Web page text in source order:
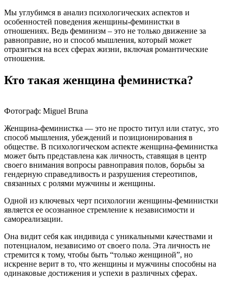
Мы углубимся в анализ психологических аспектов и
особенностей поведения женщины-феминистки в
отношениях. Ведь феминизм – это не только движение за
равноправие, но и способ мышления, который может
отразиться на всех сферах жизни, включая романтические
отношения.
Кто такая женщина феминистка?
Фотограф: Miguel Bruna
Женщина-феминистка — это не просто титул или статус, это
способ мышления, убеждений и позиционирования в
обществе. В психологическом аспекте женщина-феминистка
может быть представлена как личность, ставящая в центр
своего внимания вопросы равноправия полов, борьбы за
гендерную справедливость и разрушения стереотипов,
связанных с ролями мужчины и женщины.
Одной из ключевых черт психологии женщины-феминистки
является ее осознанное стремление к независимости и
самореализации.
Она видит себя как индивида с уникальными качествами и
потенциалом, независимо от своего пола. Эта личность не
стремится к тому, чтобы быть “только женщиной”, но
искренне верит в то, что женщины и мужчины способны на
одинаковые достижения и успехи в различных сферах.